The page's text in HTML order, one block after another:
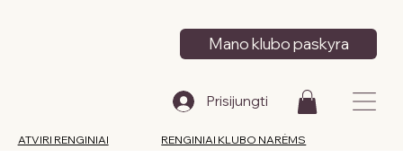
Mano klubo paskyra
Prisijungti
ATVIRI RENGINIAI RENGINIAI KLUBO NARĖMS